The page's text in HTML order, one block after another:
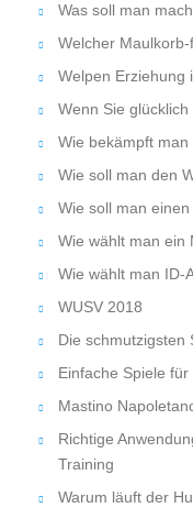
Was soll man
Welcher
Welpen Erziehung
Wenn Sie
Wie bekämpft
Wie soll man den
Wie soll man
Wie wählt man ein
Wie wählt man ID-
WUSV 2018
Die schmutzigsten
Einfache Spiele
Mastino
Richtige
Training
Warum läuft der